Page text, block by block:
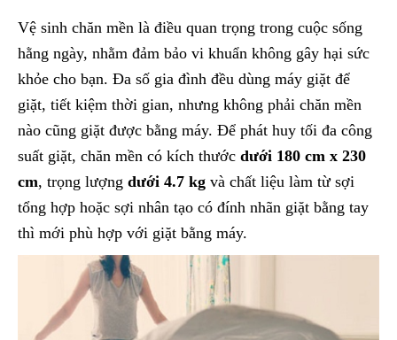
Vệ sinh chăn mền là điều quan trọng trong cuộc sống
hằng ngày, nhằm đảm bảo vi khuẩn không gây hại sức
khỏe cho bạn. Đa số gia đình đều dùng máy giặt để
giặt, tiết kiệm thời gian, nhưng không phải chăn mền
nào cũng giặt được bằng máy. Để phát huy tối đa công
suất giặt, chăn mền có kích thước dưới 180 cm x 230
cm, trọng lượng dưới 4.7 kg và chất liệu làm từ sợi
tổng hợp hoặc sợi nhân tạo có đính nhãn giặt bằng tay
thì mới phù hợp với giặt bằng máy.